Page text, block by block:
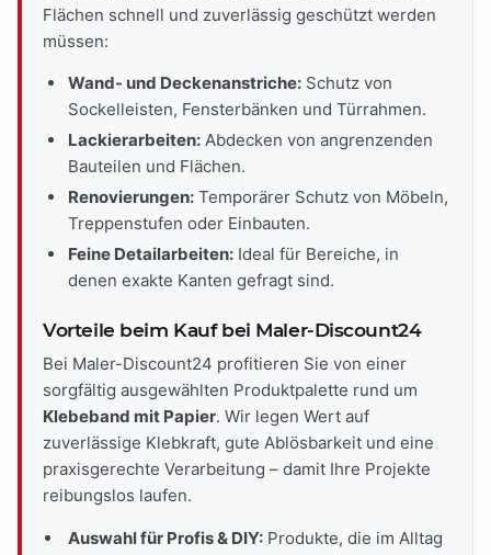
Flächen schnell und zuverlässig geschützt werden
müssen:
Wand- und Deckenanstriche: Schutz von
Sockelleisten, Fensterbänken und Türrahmen.
Lackierarbeiten: Abdecken von angrenzenden
Bauteilen und Flächen.
Renovierungen: Temporärer Schutz von Möbeln,
Treppenstufen oder Einbauten.
Feine Detailarbeiten: Ideal für Bereiche, in
denen exakte Kanten gefragt sind.
Vorteile beim Kauf bei Maler-Discount24
Bei Maler-Discount24 profitieren Sie von einer
sorgfältig ausgewählten Produktpalette rund um
Klebeband mit Papier. Wir legen Wert auf
zuverlässige Klebkraft, gute Ablösbarkeit und eine
praxisgerechte Verarbeitung – damit Ihre Projekte
reibungslos laufen.
Auswahl für Profis & DIY:Produkte, die im Alltag